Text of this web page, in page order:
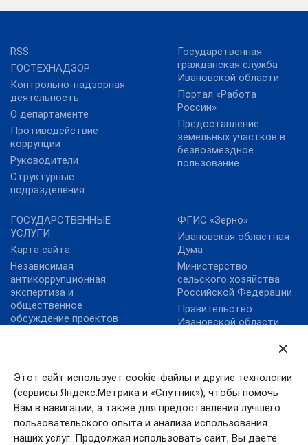
Этот сайт использует cookie-файлы и другие технологии
(сервисы Яндекс.Метрика и «Спутник»), чтобы помочь
Вам в навигации, а также для предоставления лучшего
пользовательского опыта и анализа использования
наших услуг. Продолжая использовать сайт, Вы даете
RSS
ГОСТЕХНАДЗОР
Контрольно-надзорная
деятельность
О департаменте
Противодействие
коррупции
Руководители
Структурные
подразделения
Государственная
гражданская служба
Ивановской области
Портал «Работа
России»
Предоставление
земельных участков в
безвозмездное
пользование
ГОСУДАРСТВЕННЫЕ
УСЛУГИ
Карта сайта
Независимая
антикоррупционная
экспертиза и
общественное
обсуждение проектов
ФГИС «Зерно»
Ивановская областная
Дума
Министерство
сельского хозяйства
Российской Федерации
Правительство
Ивановской области
ФГБУ «Центр
Агроаналитики»
Цифровая платформа
МСП